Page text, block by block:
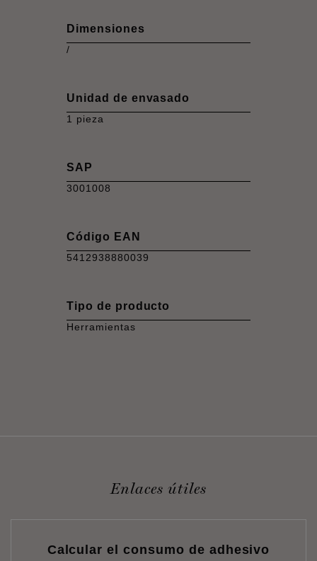
Dimensiones
/
Unidad de envasado
1 pieza
SAP
3001008
Código EAN
5412938880039
Tipo de producto
Herramientas
Enlaces útiles
Calcular el consumo de adhesivo